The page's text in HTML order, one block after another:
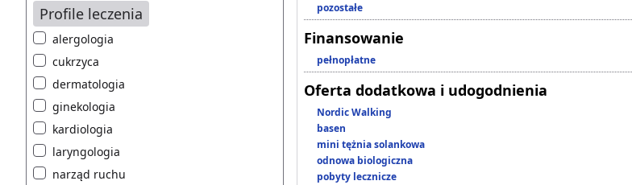
Profile leczenia
alergologia
cukrzyca
dermatologia
ginekologia
kardiologia
laryngologia
narząd ruchu
pozostałe
Finansowanie
pełnopłatne
Oferta dodatkowa i udogodnienia
Nordic Walking
basen
mini tężnia solankowa
odnowa biologiczna
pobyty lecznicze